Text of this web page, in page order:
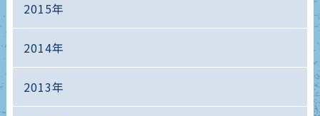
2015年
2014年
2013年